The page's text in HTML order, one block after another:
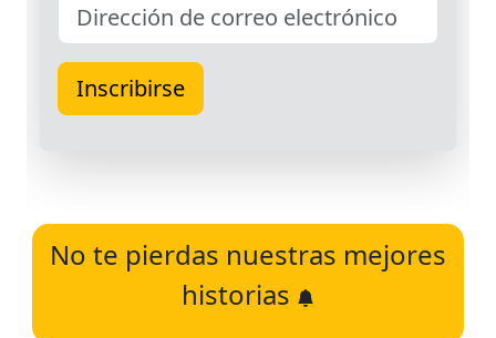
No te pierdas nuestras mejores
historias